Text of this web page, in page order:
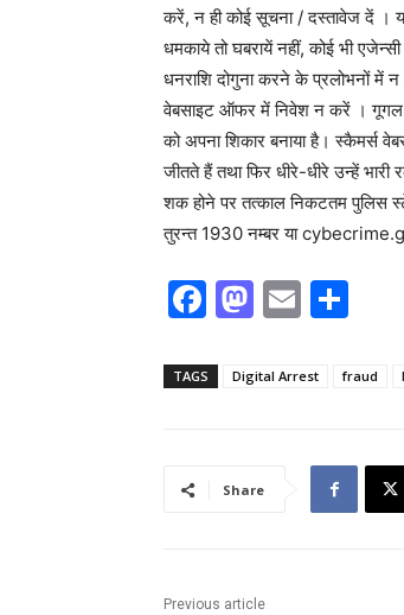
करें, न ही कोई सूचना / दस्तावेज दें ।
धमकाये तो घबरायें नहीं, कोई भी
धनराशि दोगुना करने के प्रलोभनों
वेबसाइट ऑफर में निवेश न करें । गूगल
को अपना शिकार बनाया है। स्कैमर्स
जीतते हैं तथा फिर धीरे-धीरे उन्हें
शक होने पर तत्काल निकटतम पुलिस
तुरन्त 1930 नम्बर या
F
c
o
M
st
o
E
ai
ar
TAGS Digital Arrest fraud
Share
Previous article